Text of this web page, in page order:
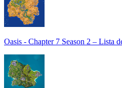
Oasis - Chapter 7 Season 2 – Lista